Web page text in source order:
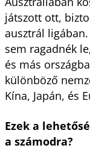
játszott ott,
ausztrál
sem ragadnék
és más
különböző
Kína, Japán, és
Ezek a
a számodra?